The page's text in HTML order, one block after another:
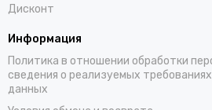
Дисконт
Информация
Политика в отношении обработки
сведения о реализуемых
данных